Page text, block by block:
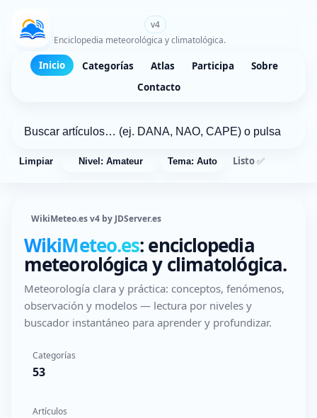
v4
Enciclopedia meteorológica y climatológica.
Inicio Categorías Atlas Participa
Sobre
Contacto
Limpiar Nivel: Amateur Tema: Auto Listo ✅
WikiMeteo.es v4 by JDServer.es
WikiMeteo.es: enciclopedia
meteorológica y climatológica.
Meteorología clara y práctica: conceptos, fenómenos,
observación y modelos — lectura por niveles y
buscador instantáneo para aprender y profundizar.
Categorías
53
Artículos